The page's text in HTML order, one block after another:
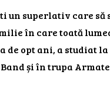
un superlativ care
în care toată
de opt ani, a studiat
și în trupa Armatei